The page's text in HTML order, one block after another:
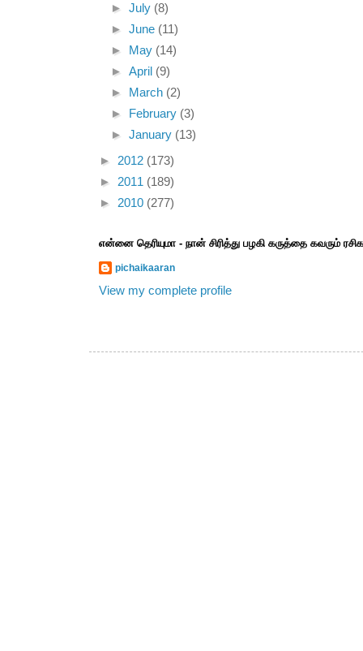
►July (8)
►June (11)
►
May (14)
►April (9)
►
March (2)
►
February (3)
►January (13)
► 2012 (173)
► 2011 (189)
► 2010 (277)
என்னை தெரியுமா - நான் சிரித்து பழகி கருத்தை கவரும்
pichaikaaran
View my complete profile